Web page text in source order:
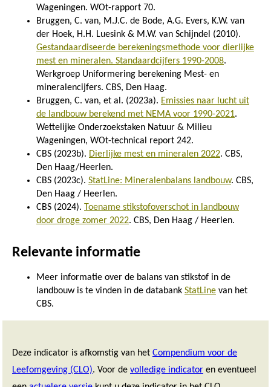
Wageningen. WOt-rapport 70.
Bruggen, C. van, M.J.C. de Bode, A.G. Evers, K.W. van
der Hoek, H.H. Luesink & M.W. van Schijndel (2010).
Gestandaardiseerde berekeningsmethode voor dierlijke
mest en mineralen. Standaardcijfers 1990-2008.
Werkgroep Uniformering berekening Mest- en
mineralencijfers. CBS, Den Haag.
Bruggen, C. van, et al. (2023a). Emissies naar lucht uit
de landbouw berekend met NEMA voor 1990-2021.
Wettelijke Onderzoekstaken Natuur & Milieu
Wageningen, WOt-technical report 242.
CBS (2023b). Dierlijke mest en mineralen 2022. CBS,
Den Haag/Heerlen.
CBS (2023c). StatLine: Mineralenbalans landbouw. CBS,
Den Haag / Heerlen.
CBS (2024). Toename stikstofoverschot in landbouw
door droge zomer 2022. CBS, Den Haag / Heerlen.
Relevante informatie
Meer informatie over de balans van stikstof in de
landbouw is te vinden in de databank StatLine van het
CBS.
Deze indicator is afkomstig van het Compendium voor de
Leefomgeving (CLO). Voor de volledige indicator en eventueel